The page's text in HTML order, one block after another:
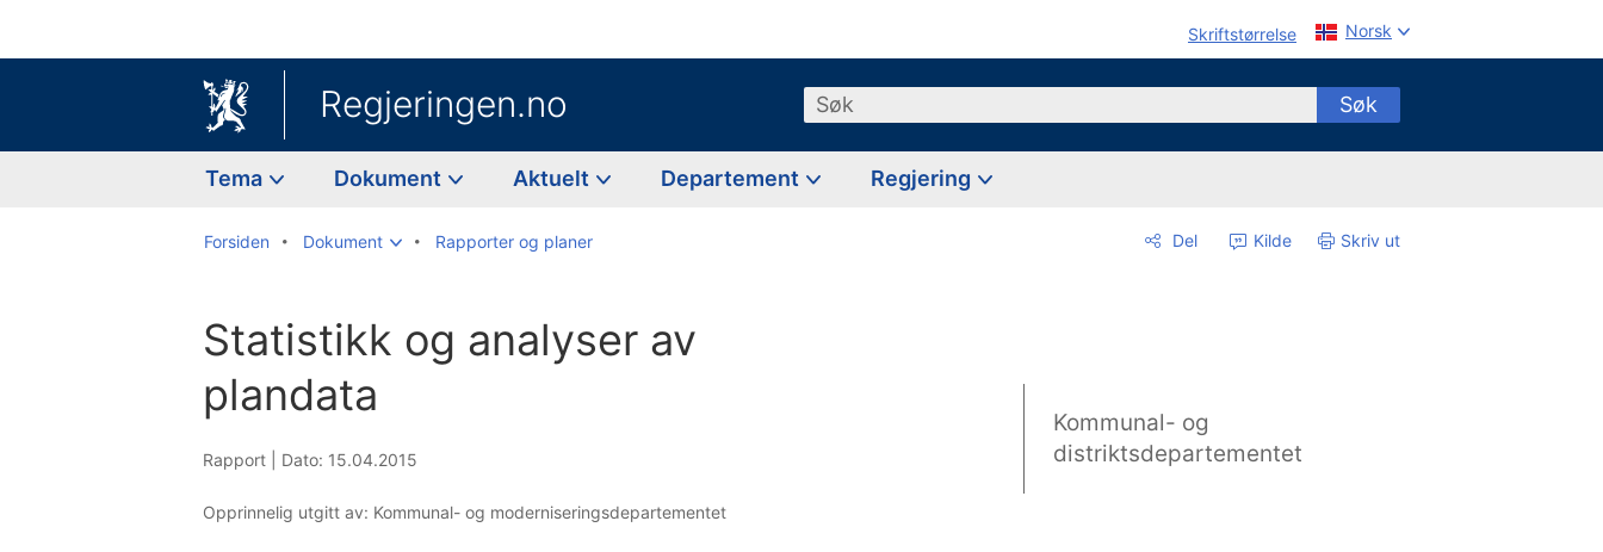
Skriftstørrelse Norsk
Regjeringen.no Søk Søk
Tema Dokument Aktuelt Departement Regjering
Forsiden Dokument Rapporter og planer Del Kilde Skriv ut
Statistikk og analyser av
plandata
Rapport | Dato: 15.04.2015
Opprinnelig utgitt av: Kommunal- og moderniseringsdepartementet
Kommunal- og
distriktsdepartementet